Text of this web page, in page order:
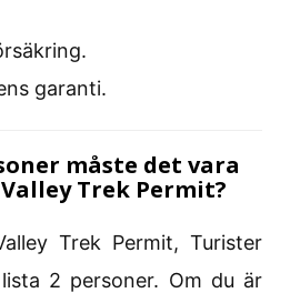
garanti.
måste det vara
Trek Permit?
Trek Permit, Turister
2 personer. Om du är